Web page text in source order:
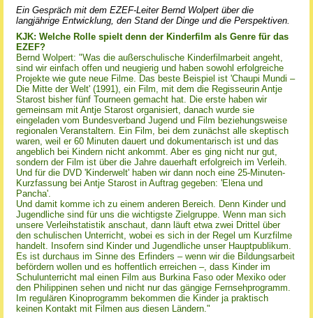
Ein Gespräch mit dem EZEF-Leiter Bernd Wolpert über die
langjährige Entwicklung, den Stand der Dinge und die Perspektiven.
KJK: Welche Rolle spielt denn der Kinderfilm als Genre für das
EZEF?
Bernd Wolpert: "Was die außerschulische Kinderfilmarbeit angeht,
sind wir einfach offen und neugierig und haben sowohl erfolgreiche
Projekte wie gute neue Filme. Das beste Beispiel ist 'Chaupi Mundi –
Die Mitte der Welt' (1991), ein Film, mit dem die Regisseurin Antje
Starost bisher fünf Tourneen gemacht hat. Die erste haben wir
gemeinsam mit Antje Starost organisiert, danach wurde sie
eingeladen vom Bundesverband Jugend und Film beziehungsweise
regionalen Veranstaltern. Ein Film, bei dem zunächst alle skeptisch
waren, weil er 60 Minuten dauert und dokumentarisch ist und das
angeblich bei Kindern nicht ankommt. Aber es ging nicht nur gut,
sondern der Film ist über die Jahre dauerhaft erfolgreich im Verleih.
Und für die DVD 'Kinderwelt' haben wir dann noch eine 25-Minuten-
Kurzfassung bei Antje Starost in Auftrag gegeben: 'Elena und
Pancha'.
Und damit komme ich zu einem anderen Bereich. Denn Kinder und
Jugendliche sind für uns die wichtigste Zielgruppe. Wenn man sich
unsere Verleihstatistik anschaut, dann läuft etwa zwei Drittel über
den schulischen Unterricht, wobei es sich in der Regel um Kurzfilme
handelt. Insofern sind Kinder und Jugendliche unser Hauptpublikum.
Es ist durchaus im Sinne des Erfinders – wenn wir die Bildungsarbeit
befördern wollen und es hoffentlich erreichen –, dass Kinder im
Schulunterricht mal einen Film aus Burkina Faso oder Mexiko oder
den Philippinen sehen und nicht nur das gängige Fernsehprogramm.
Im regulären Kinoprogramm bekommen die Kinder ja praktisch
keinen Kontakt mit Filmen aus diesen Ländern."